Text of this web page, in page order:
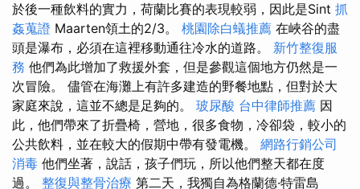
於後一種飲料的實力，荷蘭比賽的表現較弱，因此是Sint 抓
姦蒐證 Maarten領土的2/3。 桃園除白蟻推薦 在峽谷的盡
頭是瀑布，必須在這裡移動通往冷水的道路。 新竹整復服
務 他們為此增加了救援外套，但是參觀這個地方仍然是一
次冒險。 儘管在海灘上有許多建造的野餐地點，但對於大
家庭來說，這並不總是足夠的。 玻尿酸 台中律師推薦 因
此，他們帶來了折疊椅，營地，很多食物，冷卻袋，較小的
公共飲料，並在較大的假期中帶有發電機。 網路行銷公司
消毒 他們坐著，說話，孩子們玩，所以他們整天都在度
過。 整復與整骨治療 第二天，我獨自為格蘭德·特雷島